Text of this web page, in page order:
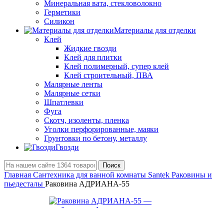
Минеральная вата, стекловолокно
Герметики
Силикон
Материалы для отделки
Клей
Жидкие гвозди
Клей для плитки
Клей полимерный, супер клей
Клей строительный, ПВА
Малярные ленты
Малярные сетки
Шпатлевки
Фуга
Скотч, изоленты, пленка
Уголки перфорированные, маяки
Грунтовки по бетону, металлу
Гвозди
Поиск
Главная Сантехника для ванной комнаты Santek Раковины и
пьедесталы Раковина АДРИАНА-55